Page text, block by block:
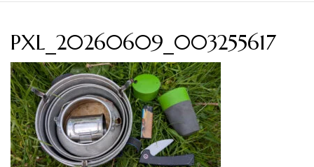
PXL_20260609_003255617